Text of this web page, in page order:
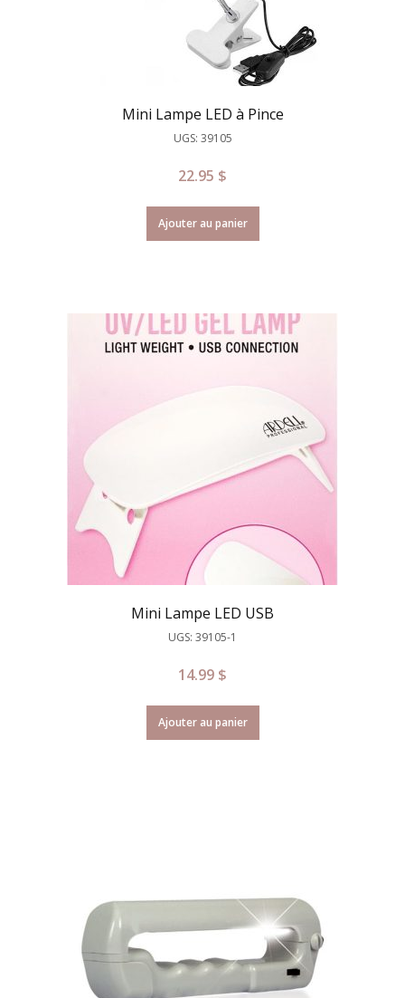
Mini Lampe LED à Pince
UGS: 39105
22.95 $
Ajouter au panier
Mini Lampe LED USB
UGS: 39105-1
14.99 $
Ajouter au panier